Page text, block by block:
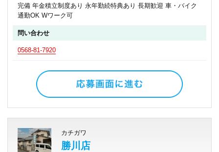
完備 年金積立制度あり 永年勤続特典あり 長期歓迎 車・バイク
通勤OK Wワーク可
問い合わせ
0568-81-7920
カチガワ
勝川店